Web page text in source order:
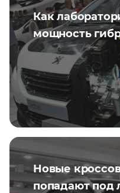
Как
мощность
Новые
попадают под